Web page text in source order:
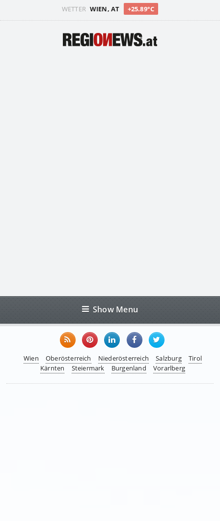
WETTER WIEN, AT +25.89°C
Show Menu
Wien Oberösterreich Niederösterreich Salzburg
Tirol
Kärnten
Steiermark Burgenland Vorarlberg